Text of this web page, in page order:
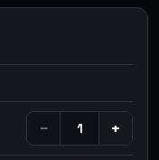
− +